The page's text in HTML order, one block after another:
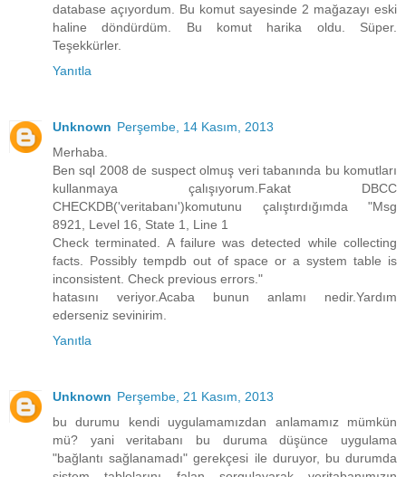
database açıyordum. Bu komut sayesinde 2 mağazayı eski
haline döndürdüm. Bu komut harika oldu. Süper.
Teşekkürler.
Yanıtla
Unknown Perşembe, 14 Kasım, 2013
Merhaba.
Ben sql 2008 de suspect olmuş veri tabanında bu komutları
kullanmaya çalışıyorum.Fakat DBCC
CHECKDB('veritabanı')komutunu çalıştırdığımda "Msg
8921, Level 16, State 1, Line 1
Check terminated. A failure was detected while collecting
facts. Possibly tempdb out of space or a system table is
inconsistent. Check previous errors."
hatasını veriyor.Acaba bunun anlamı nedir.Yardım
ederseniz sevinirim.
Yanıtla
Unknown Perşembe, 21 Kasım, 2013
bu durumu kendi uygulamamızdan anlamamız mümkün
mü? yani veritabanı bu duruma düşünce uygulama
"bağlantı sağlanamadı" gerekçesi ile duruyor, bu durumda